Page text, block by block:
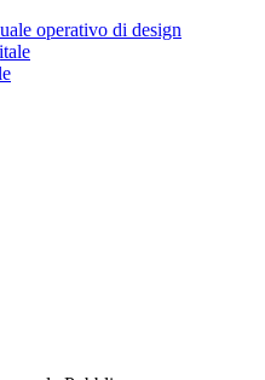
operativo di design